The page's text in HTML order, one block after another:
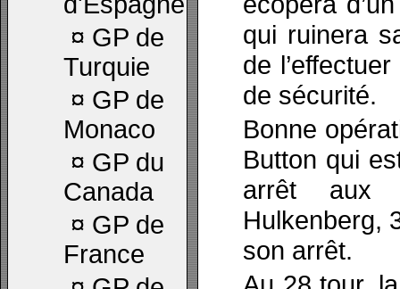
¤ GP de
Turquie
¤ GP de
Monaco
¤ GP du
Canada
¤ GP de
France
qui ruinera
de
de sécurité.
Bonne
Button qui
arrêt aux
Hulkenberg,
son arrêt.